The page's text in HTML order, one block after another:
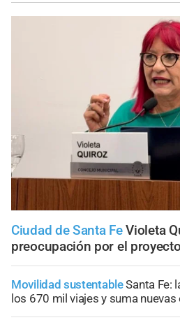
Ciudad de Santa Fe Violeta
preocupación por el
Movilidad sustentableSanta Fe:
los 670 mil viajes y suma